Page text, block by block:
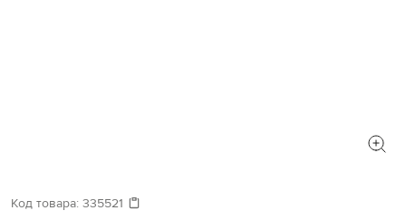
Код товара: 335521